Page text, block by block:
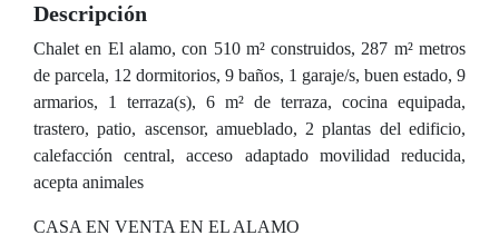
Descripción
Chalet en El alamo, con 510 m² construidos, 287 m² metros
de parcela, 12 dormitorios, 9 baños, 1 garaje/s, buen estado, 9
armarios, 1 terraza(s), 6 m² de terraza, cocina equipada,
trastero, patio, ascensor, amueblado, 2 plantas del edificio,
calefacción central, acceso adaptado movilidad reducida,
acepta animales
CASA EN VENTA EN EL ALAMO